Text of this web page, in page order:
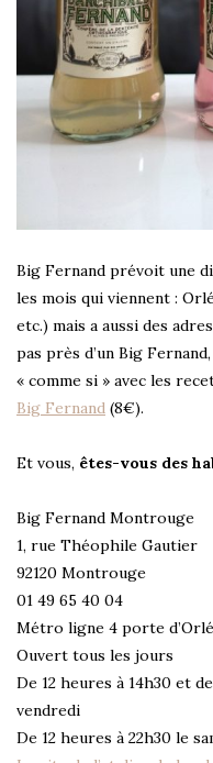
Big Fernand prévoit une
les mois qui viennent :
etc.) mais a aussi des
pas près d’un Big
« comme si » avec les
Big Fernand (8€).
Et vous, êtes-vous des
Big Fernand Montrouge
1, rue Théophile Gautier
92120 Montrouge
01 49 65 40 04
Métro ligne 4 porte
Ouvert tous les jours
De 12 heures à 14h30 et
vendredi
De 12 heures à 22h30 le